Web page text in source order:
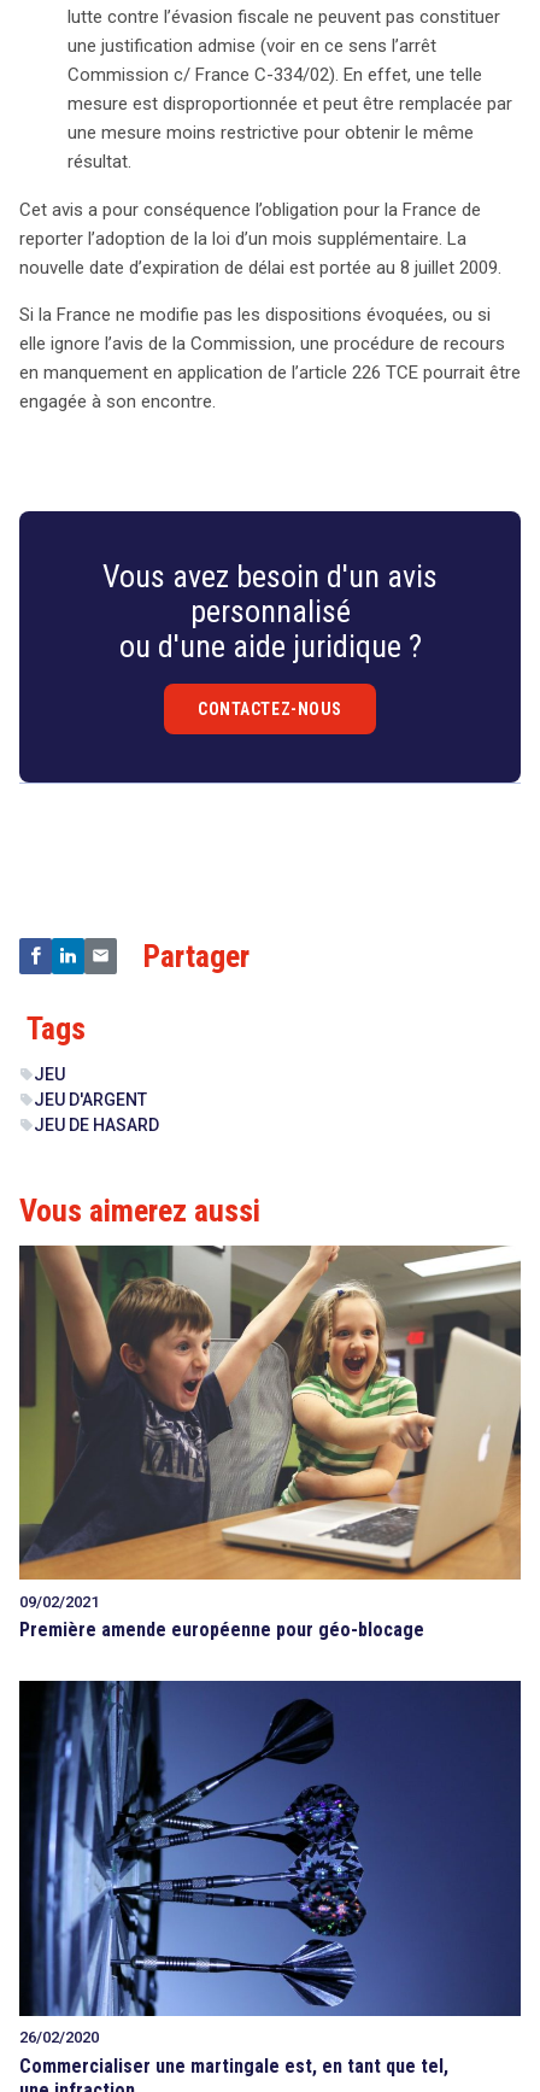
lutte contre l’évasion fiscale ne peuvent pas constituer
une justification admise (voir en ce sens l’arrêt
Commission c/ France C-334/02). En effet, une telle
mesure est disproportionnée et peut être remplacée par
une mesure moins restrictive pour obtenir le même
résultat.
Cet avis a pour conséquence l’obligation pour la France de
reporter l’adoption de la loi d’un mois supplémentaire. La
nouvelle date d’expiration de délai est portée au 8 juillet 2009.
Si la France ne modifie pas les dispositions évoquées, ou si
elle ignore l’avis de la Commission, une procédure de recours
en manquement en application de l’article 226 TCE pourrait être
engagée à son encontre.
Vous avez besoin d'un avis
personnalisé
ou d'une aide juridique ?
CONTACTEZ-NOUS
Partager
Tags
sellJEU
sellJEU D'ARGENT
sellJEU DE HASARD
Vous aimerez aussi
09/02/2021
Première amende européenne pour géo-blocage
26/02/2020
Commercialiser une martingale est, en tant que tel,